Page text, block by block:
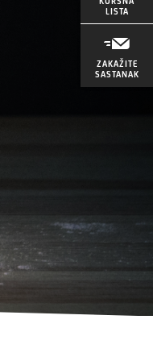
LISTA
ZAKAŽITE
SASTANAK